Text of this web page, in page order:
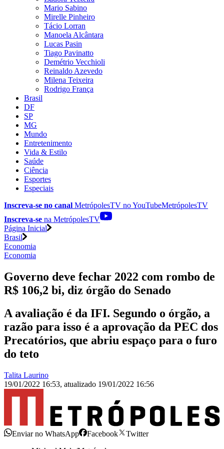
Mario Sabino
Mirelle Pinheiro
Tácio Lorran
Manoela Alcântara
Lucas Pasin
Tiago Pavinatto
Demétrio Vecchioli
Reinaldo Azevedo
Milena Teixeira
Rodrigo França
Brasil
DF
SP
MG
Mundo
Entretenimento
Vida & Estilo
Saúde
Ciência
Esportes
Especiais
Inscreva-se no canal MetrópolesTV noYouTubeMetrópolesTV
Inscreva-se na MetrópolesTV
Página Inicial
Brasil
Economia
Economia
Governo deve fechar 2022 com rombo de
R$ 106,2 bi, diz órgão do Senado
A avaliação é da IFI. Segundo o órgão, a
razão para isso é a aprovação da PEC dos
Precatórios, que abriu espaço para o furo
do teto
Talita Laurino
19/01/2022 16:53, atualizado 19/01/2022 16:56
Enviar no WhatsApp Facebook
Twitter